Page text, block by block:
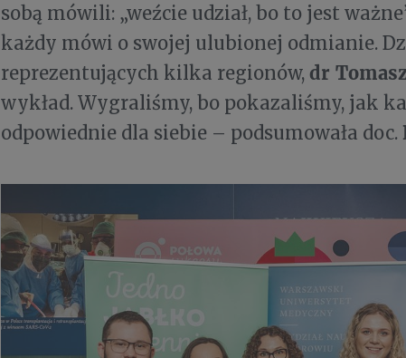
sobą mówili: „weźcie udział, bo to jest
każdy mówi o swojej ulubionej odmianie.
reprezentujących kilka regionów, dr
wykład. Wygraliśmy, bo pokazaliśmy, jak
odpowiednie dla siebie – podsumowała doc.